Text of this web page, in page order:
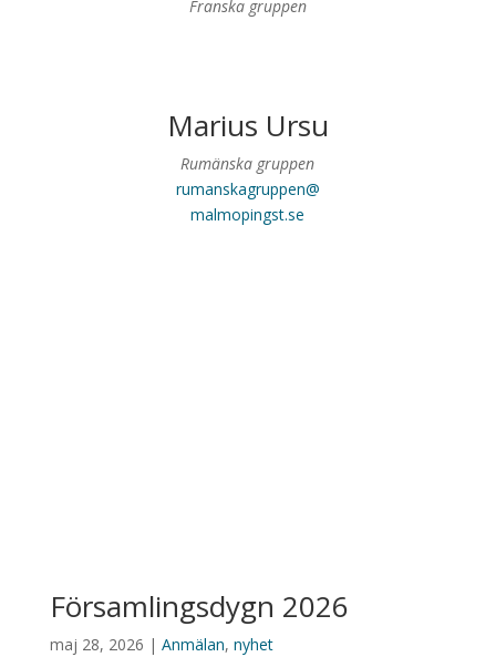
Franska gruppen
Marius Ursu
Rumänska gruppen
rumanskagruppen@
malmopingst.se
Församlingsdygn 2026
maj 28, 2026 | Anmälan, nyhet